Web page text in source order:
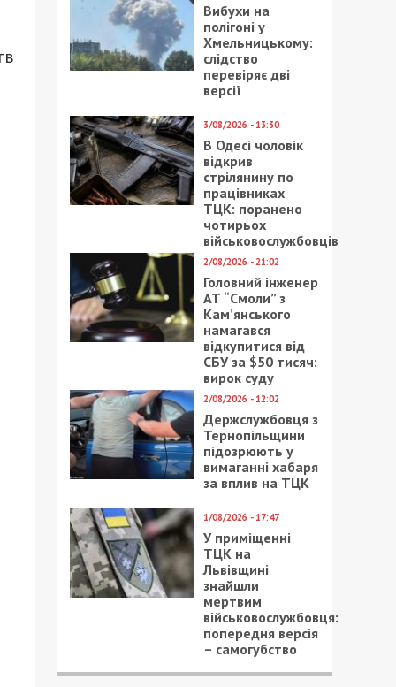
Вибухи на
полігоні у
Хмельницькому:
слідство
перевіряє дві
версії
3/08/2026 - 13:30
В Одесі чоловік
відкрив
стрілянину по
працівниках
ТЦК: поранено
чотирьох
військовослужбовців
2/08/2026 - 21:02
Головний інженер
АТ “Смоли” з
Кам’янського
намагався
відкупитися від
СБУ за $50 тисяч:
вирок суду
2/08/2026 - 12:02
Держслужбовця з
Тернопільщини
підозрюють у
вимаганні хабаря
за вплив на ТЦК
1/08/2026 - 17:47
У приміщенні
ТЦК на
Львівщині
знайшли
мертвим
військовослужбовця:
попередня версія
– самогубство